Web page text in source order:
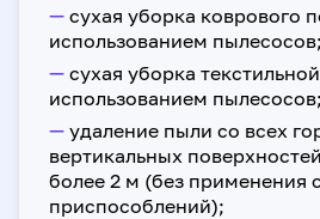
— сухая уборка коврового
использованием пылесосов;
— сухая уборка
использованием пылесосов;
— удаление пыли со всех
вертикальных
более 2 м (без применения
приспособлений);